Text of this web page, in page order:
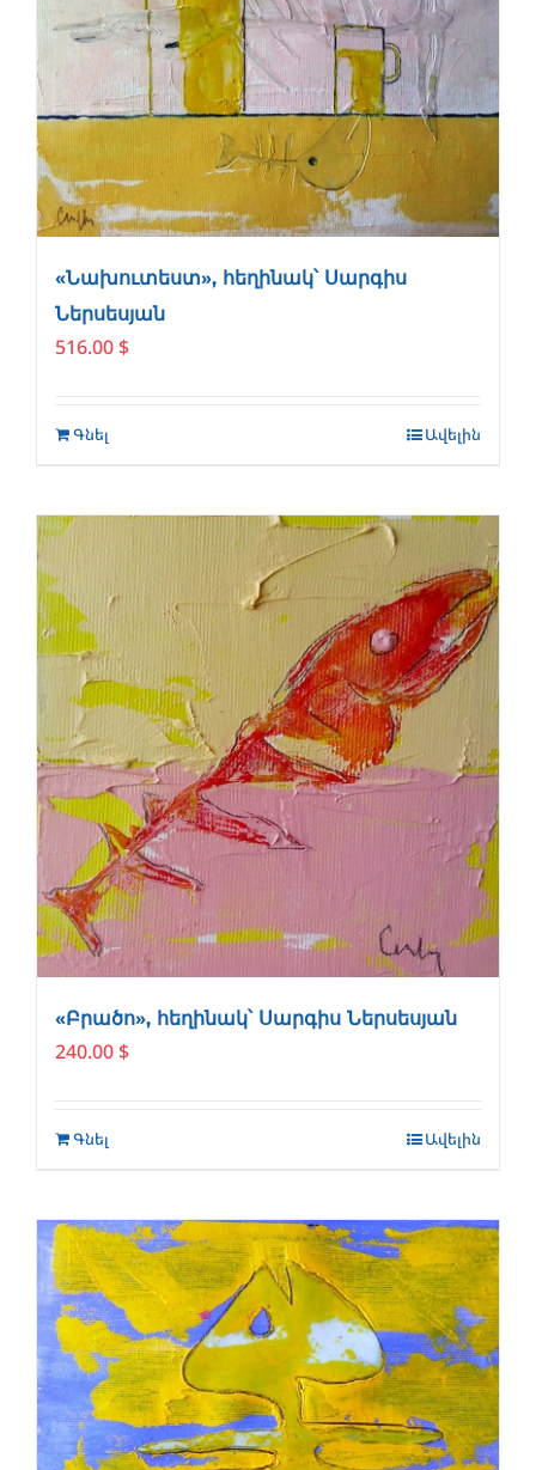
«Նախուտեստ», հեղինակ՝ Սարգիս
Ներսեսյան
516.00 $
Գնել Ավելին
«Բրածո», հեղինակ՝ Սարգիս Ներսեսյան
240.00 $
Գնել Ավելին